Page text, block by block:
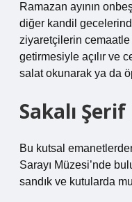
Ramazan ayının
diğer kandil
ziyaretçilerin cemaatle
getirmesiyle açılır ve
salat okunarak ya da
Sakalı
Bu kutsal
Sarayı Müzesi’nde
sandık ve kutularda